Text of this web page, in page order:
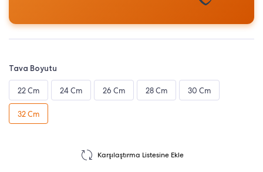
Tava Boyutu
22 Cm 24 Cm 26 Cm 28 Cm 30 Cm
32 Cm
Karşılaştırma Listesine Ekle